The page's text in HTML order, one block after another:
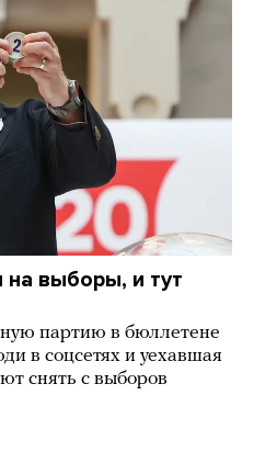
выборы, и тут
партию в бюллетене
в соцсетях и уехавшая
снять с выборов